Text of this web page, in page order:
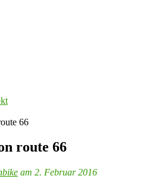
66
route 66
am 2. Februar 2016